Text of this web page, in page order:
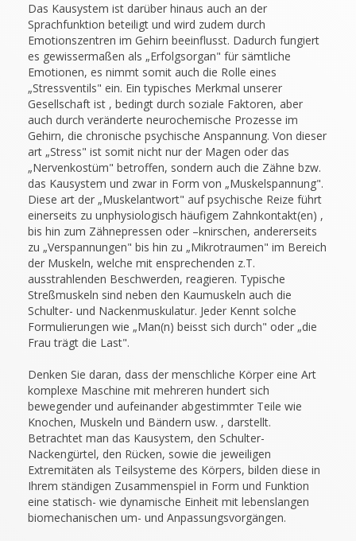
Das Kausystem ist darüber hinaus auch an der
Sprachfunktion beteiligt und wird zudem durch
Emotionszentren im Gehirn beeinflusst. Dadurch fungiert
es gewissermaßen als „Erfolgsorgan" für sämtliche
Emotionen, es nimmt somit auch die Rolle eines
„Stressventils" ein. Ein typisches Merkmal unserer
Gesellschaft ist , bedingt durch soziale Faktoren, aber
auch durch veränderte neurochemische Prozesse im
Gehirn, die chronische psychische Anspannung. Von dieser
art „Stress" ist somit nicht nur der Magen oder das
„Nervenkostüm" betroffen, sondern auch die Zähne bzw.
das Kausystem und zwar in Form von „Muskelspannung".
Diese art der „Muskelantwort" auf psychische Reize führt
einerseits zu unphysiologisch häufigem Zahnkontakt(en) ,
bis hin zum Zähnepressen oder –knirschen, andererseits
zu „Verspannungen" bis hin zu „Mikrotraumen" im Bereich
der Muskeln, welche mit ensprechenden z.T.
ausstrahlenden Beschwerden, reagieren. Typische
Streßmuskeln sind neben den Kaumuskeln auch die
Schulter- und Nackenmuskulatur. Jeder Kennt solche
Formulierungen wie „Man(n) beisst sich durch" oder „die
Frau trägt die Last".
Denken Sie daran, dass der menschliche Körper eine Art
komplexe Maschine mit mehreren hundert sich
bewegender und aufeinander abgestimmter Teile wie
Knochen, Muskeln und Bändern usw. , darstellt.
Betrachtet man das Kausystem, den Schulter-
Nackengürtel, den Rücken, sowie die jeweiligen
Extremitäten als Teilsysteme des Körpers, bilden diese in
Ihrem ständigen Zusammenspiel in Form und Funktion
eine statisch- wie dynamische Einheit mit lebenslangen
biomechanischen um- und Anpassungsvorgängen.